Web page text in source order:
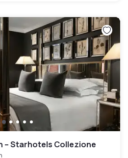
– Starhotels Collezione